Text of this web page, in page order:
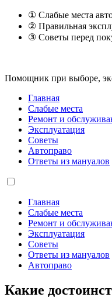
① Слабые места
② Правильная
③ Советы перед
Помощник при выборе,
Главная
Слабые места
Ремонт и
Эксплуатация
Советы
Автоправо
Ответы из мануалов
Главная
Слабые места
Ремонт и
Эксплуатация
Советы
Ответы из мануалов
Автоправо
Какие